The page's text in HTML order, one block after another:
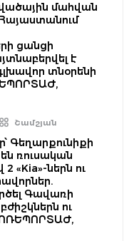
մահվան
ցանցի
է
տնօրենի
Շամշյան
Գեղարքունիքի
ռուսական
«Kia»-ներն ու
Գավառի
ու